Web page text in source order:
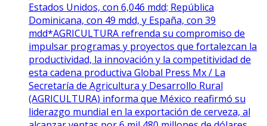
Estados Unidos, con 6,046 mdd; República
Dominicana, con 49 mdd, y España, con 39
mdd*AGRICULTURA refrenda su compromiso de
impulsar programas y proyectos que fortalezcan la
productividad, la innovación y la competitividad de
esta cadena productiva Global Press Mx / La
Secretaría de Agricultura y Desarrollo Rural
(AGRICULTURA) informa que México reafirmó su
liderazgo mundial en la exportación de cerveza, al